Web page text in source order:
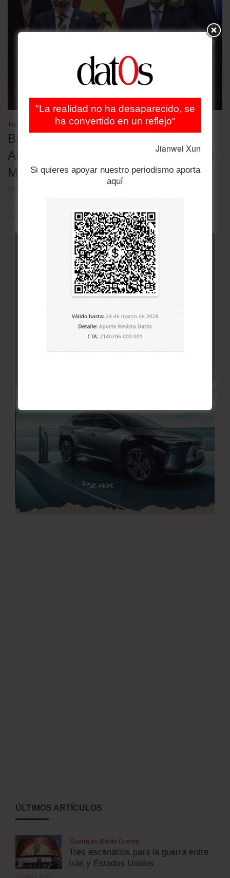
Relaciones bilaterales
Brasil retira a su embajador en
Argentina en rechazo a los insultos de
Milei contra Lula
ÚLTIMOS ARTÍCULOS
Guerra en Medio Oriente
Tres escenarios para la guerra entre
Irán y Estados Unidos
"La realidad no ha desaparecido, se
ha convertido en un reflejo"
Jianwei Xun
Si quieres apoyar nuestro periodismo aporta
aquí